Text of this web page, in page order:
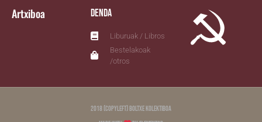
Artxiboa Denda
Liburuak / Libros
Bestelakoak
/otros
2018 (copyleft) Boltxe Kolektiboa